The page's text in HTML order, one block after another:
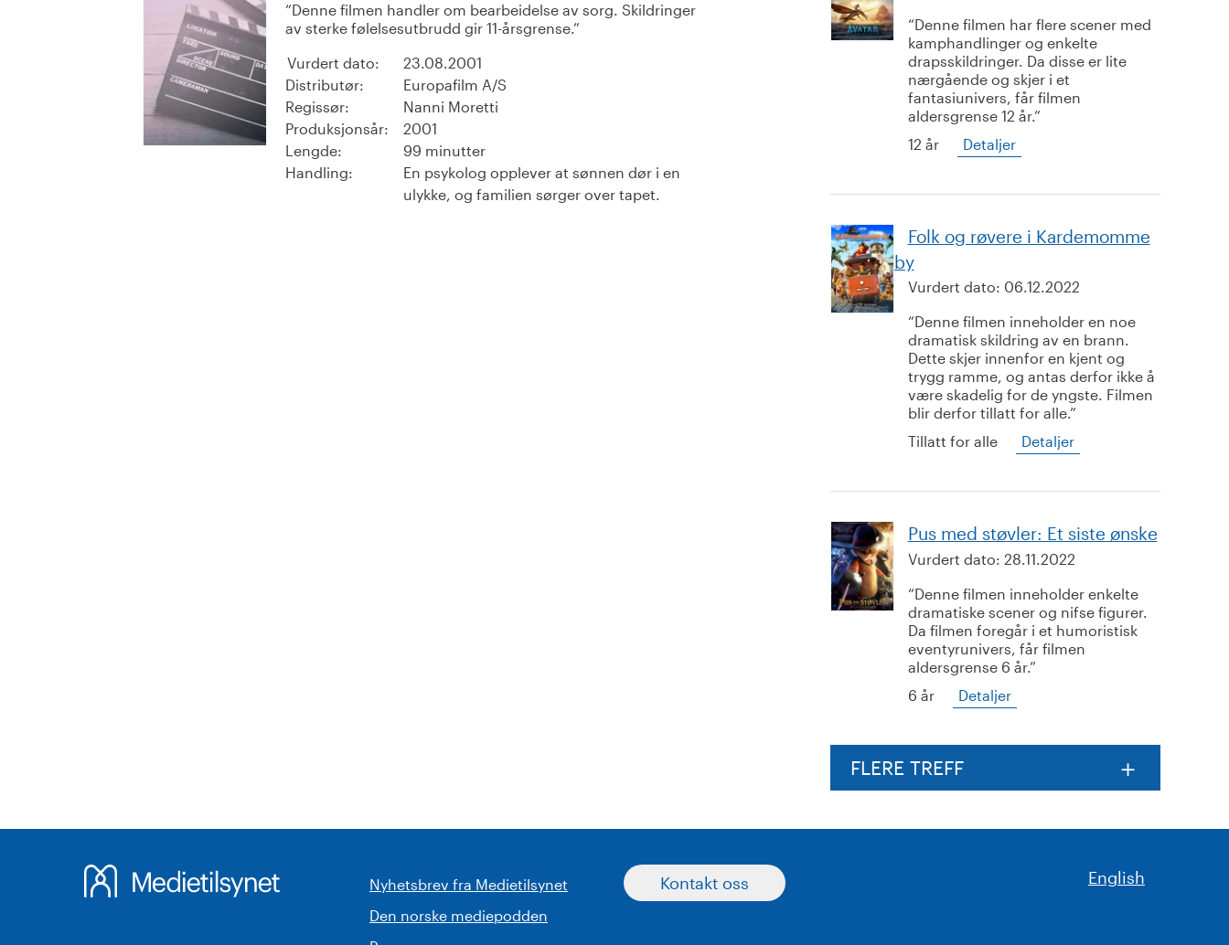
Denne filmen handler om bearbeidelse av sorg. Skildringer
av sterke følelsesutbrudd gir 11-årsgrense.
Vurdert dato:
23.08.2001
Distributør:
Europafilm A/S
Regissør:
Nanni Moretti
Produksjonsår:
2001
Lengde:
99 minutter
Handling:
En psykolog opplever at sønnen dør i en
ulykke, og familien sørger over tapet.
Denne filmen har flere scener med
kamphandlinger og enkelte
drapsskildringer. Da disse er lite
nærgående og skjer i et
fantasiunivers, får filmen
aldersgrense 12 år.
12 år
Detaljer
Folk og røvere i Kardemomme
by
Vurdert dato: 06.12.2022
Denne filmen inneholder en noe
dramatisk skildring av en brann.
Dette skjer innenfor en kjent og
trygg ramme, og antas derfor ikke å
være skadelig for de yngste. Filmen
blir derfor tillatt for alle.
Tillatt for alle
Detaljer
Pus med støvler: Et siste ønske
Vurdert dato: 28.11.2022
Denne filmen inneholder enkelte
dramatiske scener og nifse figurer.
Da filmen foregår i et humoristisk
eventyrunivers, får filmen
aldersgrense 6 år.
6 år
Detaljer
FLERE TREFF
Nyhetsbrev fra Medietilsynet
Den norske mediepodden
Kontakt oss English